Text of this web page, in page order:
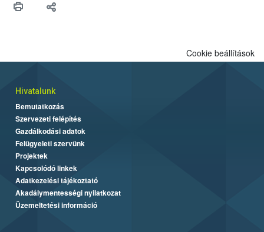
felhasználók számára is elérhető és ökológiai termesztésben is
Cookie beállítások
Hivatalunk
Bemutatkozás
Szervezeti felépítés
Gazdálkodási adatok
Felügyeleti szervünk
Projektek
Kapcsolódó linkek
Adatkezelési tájékoztató
Akadálymentességi nyilatkozat
Üzemeltetési információ